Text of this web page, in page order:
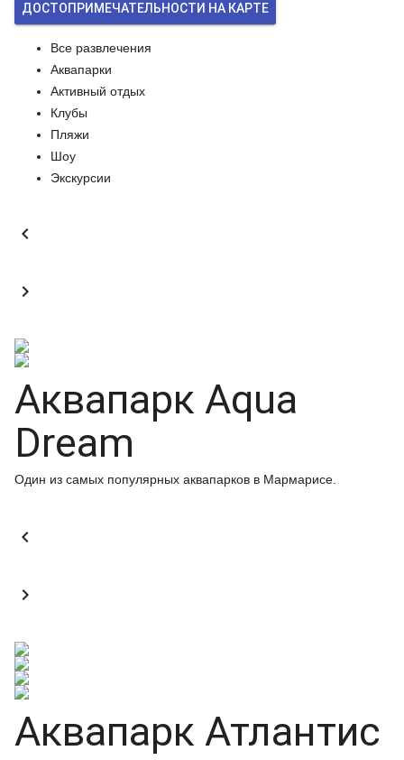
ДОСТОПРИМЕЧАТЕЛЬНОСТИ НА КАРТЕ
Все развлечения
Аквапарки
Активный отдых
Клубы
Пляжи
Шоу
Экскурсии


Аквапарк Aqua
Dream
Один из самых популярных аквапарков в Мармарисе.


Аквапарк Атлантис